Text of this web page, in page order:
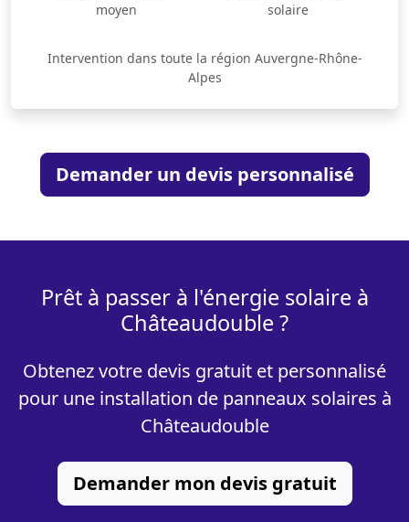
moyen
solaire
Intervention dans toute la région Auvergne-Rhône-
Alpes
Demander un devis personnalisé
Prêt à passer à l'énergie solaire à
Châteaudouble ?
Obtenez votre devis gratuit et personnalisé
pour une installation de panneaux solaires à
Châteaudouble
Demander mon devis gratuit